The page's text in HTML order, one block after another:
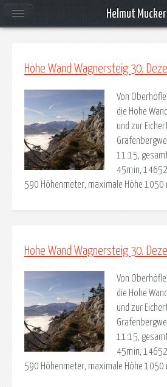
Hohe Wand Wagnersteig 30.
Von
die Hohe
und zur
11:15,
45min, 14652
590 Höhenmeter, maximale Höhe 1050
Hohe Wand Wagnersteig 30.
Von
die Hohe
und zur
11:15,
45min, 14652
590 Höhenmeter, maximale Höhe 1050
Helmut Mucker